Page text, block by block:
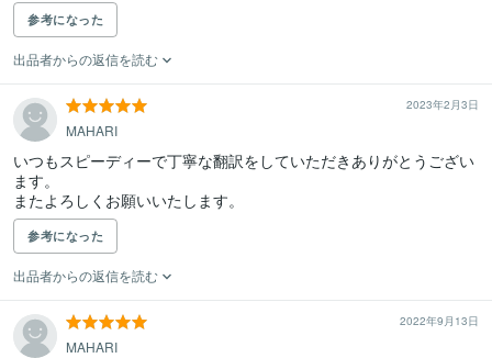
参考になった
出品者からの返信を読む
2023年2月3日
MAHARI
いつもスピーディーで丁寧な翻訳をしていただきありがとうござい
ます。
またよろしくお願いいたします。
参考になった
出品者からの返信を読む
2022年9月13日
MAHARI